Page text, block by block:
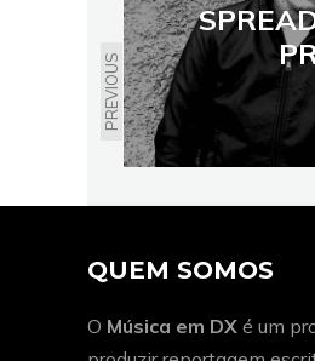
PREVIOUS
QUEM SOMOS
O Música em DX é um